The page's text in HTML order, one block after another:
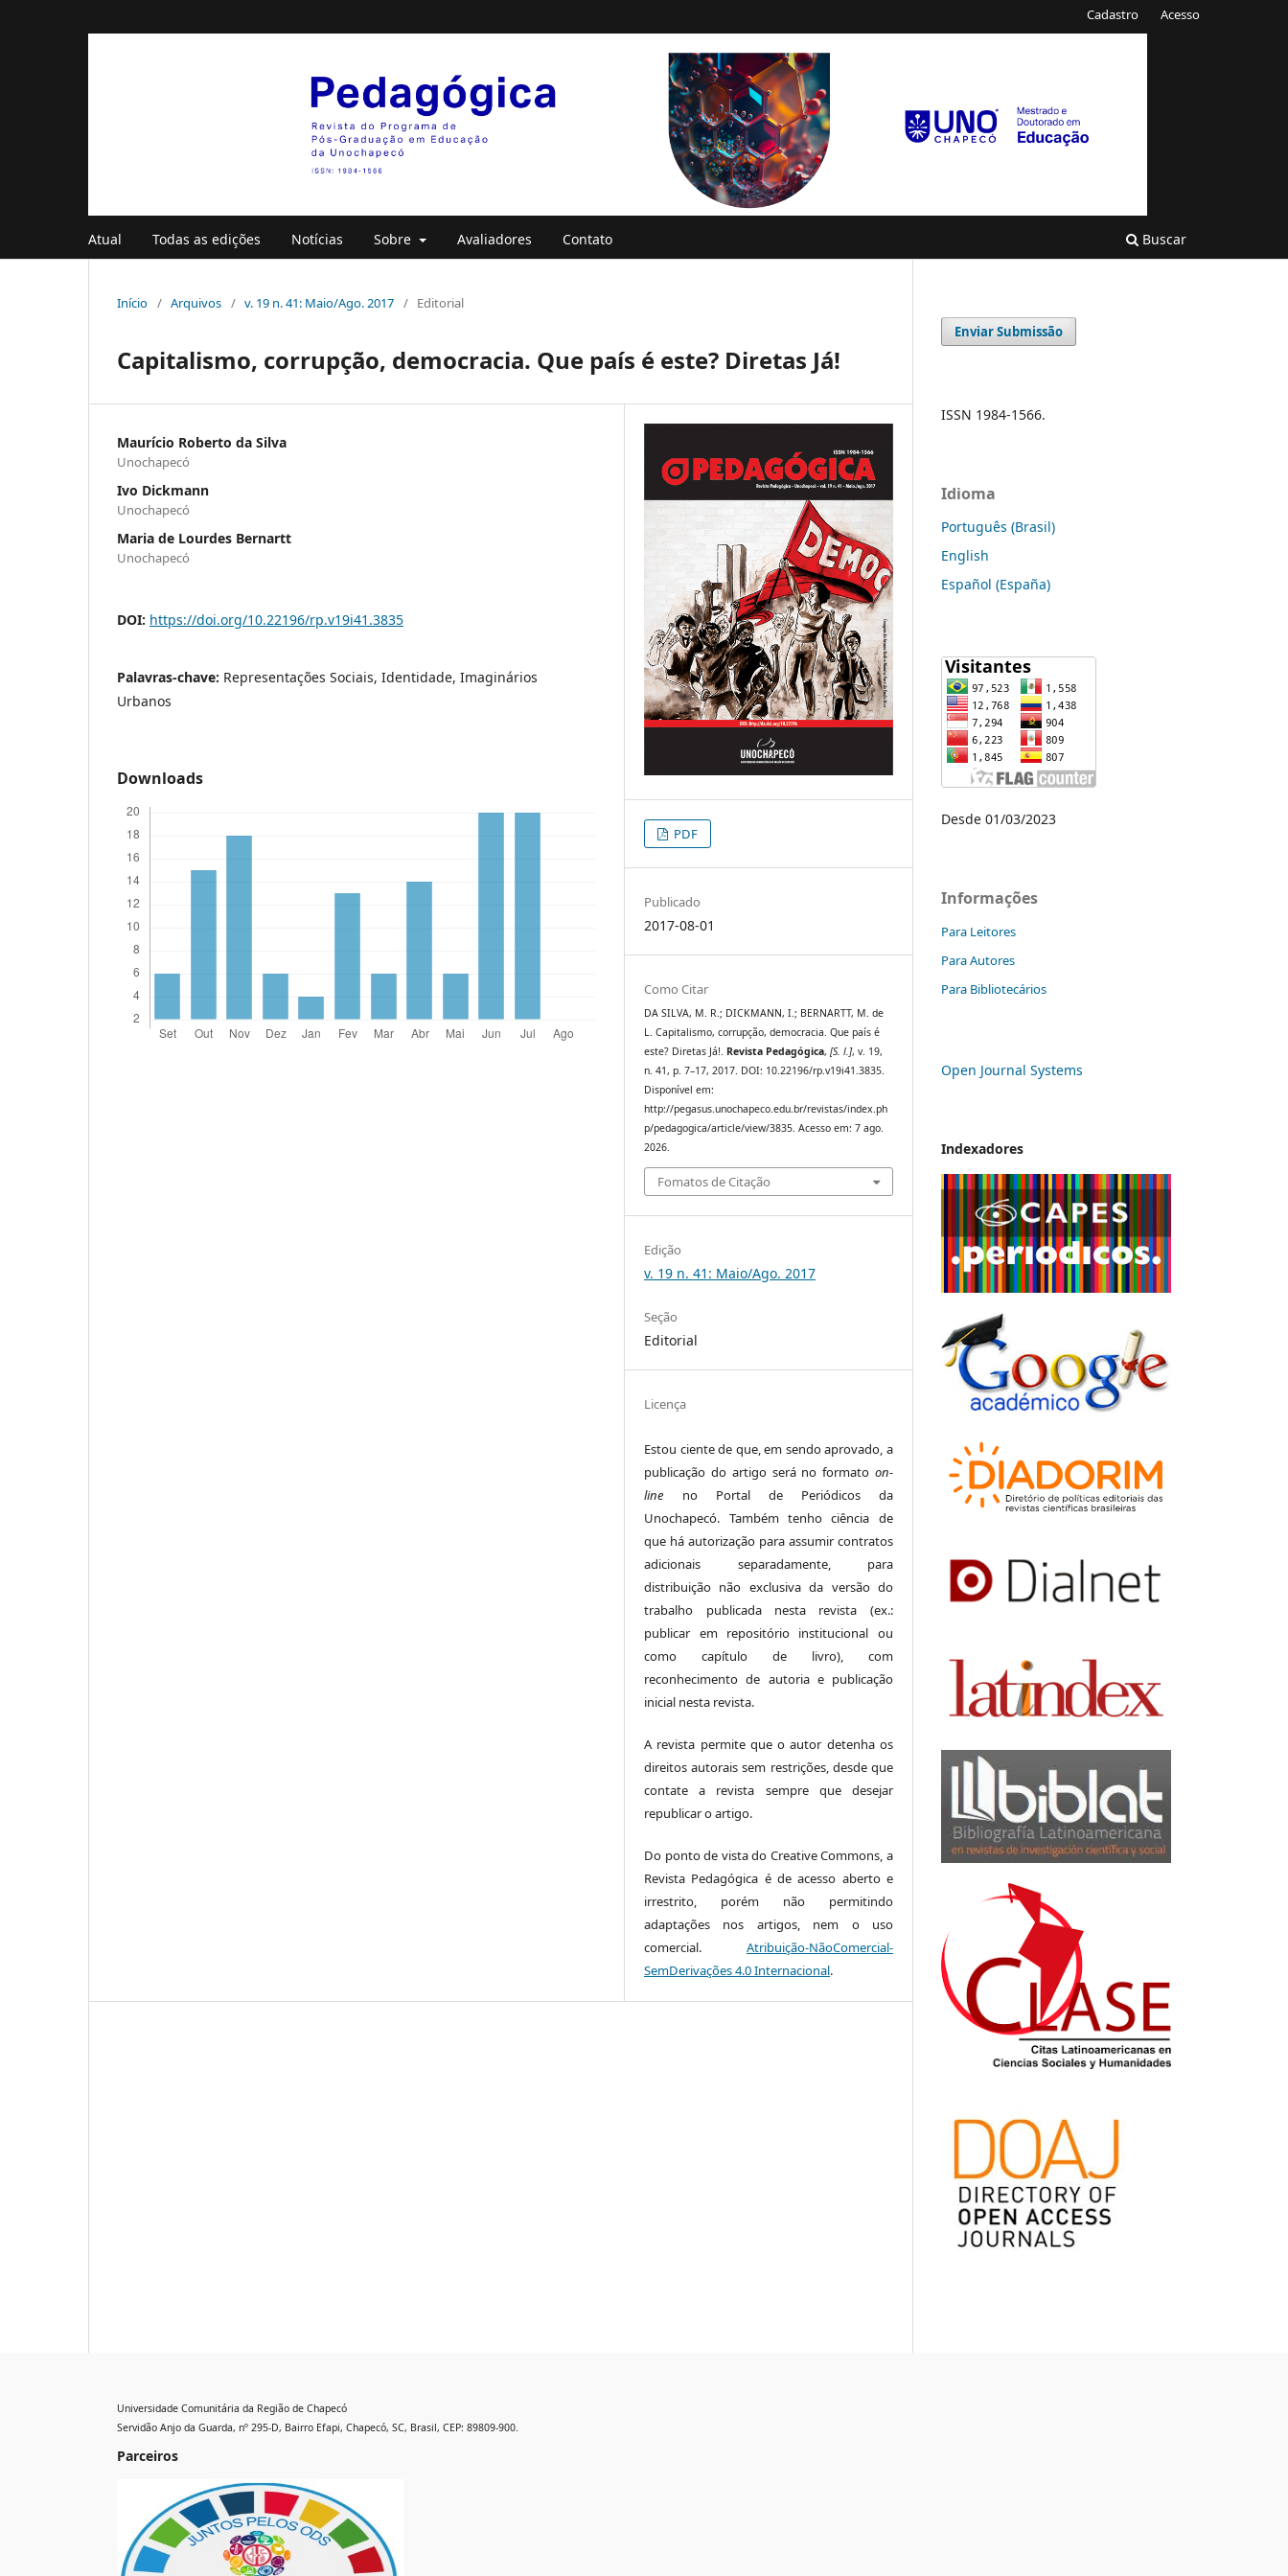
Atual Todas as edições Notícias Sobre Avaliadores Contato Buscar
Cadastro Acesso
Início / Arquivos / v. 19 n. 41: Maio/Ago. 2017 / Editorial
Capitalismo, corrupção, democracia. Que país é este? Diretas Já!
Maurício Roberto da Silva
Unochapecó
Ivo Dickmann
Unochapecó
Maria de Lourdes Bernartt
Unochapecó
DOI: https://doi.org/10.22196/rp.v19i41.3835
Palavras-chave: Representações Sociais, Identidade, Imaginários
Urbanos
Downloads
PDF
Publicado
2017-08-01
Como Citar
DA SILVA, M. R.; DICKMANN, I.; BERNARTT, M. de
L. Capitalismo, corrupção, democracia. Que país é
este? Diretas Já!. Revista Pedagógica,[S. l.], v. 19,
n. 41, p. 7–17, 2017. DOI: 10.22196/rp.v19i41.3835.
Disponível em:
http://pegasus.unochapeco.edu.br/revistas/index.ph
p/pedagogica/article/view/3835. Acesso em: 7 ago.
2026.
Fomatos de Citação
Edição
v. 19 n. 41: Maio/Ago. 2017
Seção
Editorial
Licença
Estou ciente de que, em sendo aprovado, a
publicação do artigo será no formato on-
line no Portal de Periódicos da
Unochapecó. Também tenho ciência de
que há autorização para assumir contratos
adicionais separadamente, para
distribuição não exclusiva da versão do
trabalho publicada nesta revista (ex.:
publicar em repositório institucional ou
como capítulo de livro), com
reconhecimento de autoria e publicação
inicial nesta revista.
A revista permite que o autor detenha os
direitos autorais sem restrições, desde que
contate a revista sempre que desejar
republicar o artigo.
Do ponto de vista do Creative Commons, a
Revista Pedagógica é de acesso aberto e
irrestrito, porém não permitindo
adaptações nos artigos, nem o uso
comercial. Atribuição-NãoComercial-
SemDerivações 4.0 Internacional.
Enviar Submissão
ISSN 1984-1566.
Idioma
Português (Brasil)
English
Español (España)
Desde 01/03/2023
Informações
Para Leitores
Para Autores
Para Bibliotecários
Open Journal Systems
Indexadores
Universidade Comunitária da Região de Chapecó
Servidão Anjo da Guarda, nº 295-D, Bairro Efapi, Chapecó, SC, Brasil, CEP: 89809-900.
Parceiros